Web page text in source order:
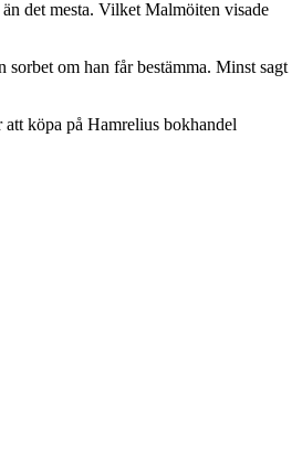
det mesta. Vilket Malmöiten visade
sorbet om han får bestämma. Minst sagt
köpa på Hamrelius bokhandel